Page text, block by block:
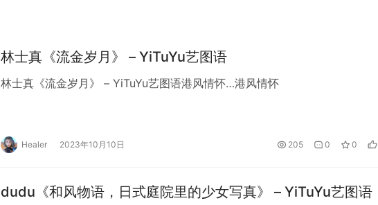
林士真《流金岁月》 – YiTuYu艺图语
林士真《流金岁月》 – YiTuYu艺图语港风情怀…港风情怀
Healer 2023年10月10日 205 0 0
dudu《和风物语，日式庭院里的少女写真》 – YiTuYu艺图语